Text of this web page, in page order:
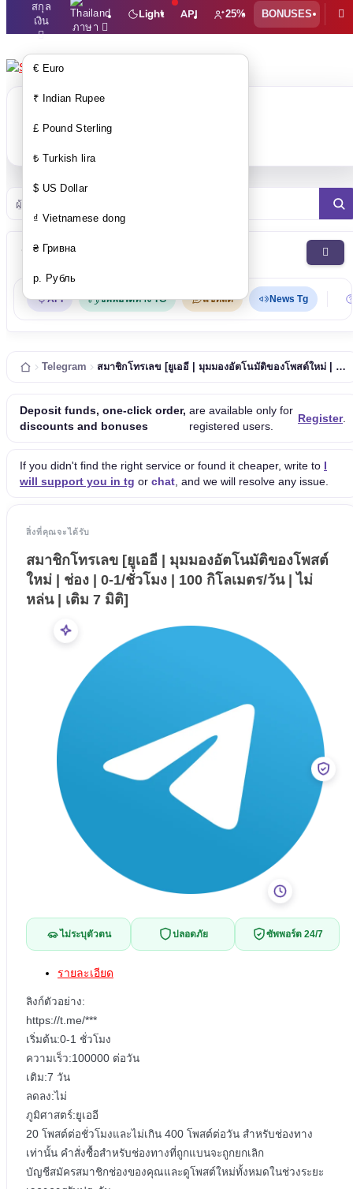
สกุล
เงิน
€ Euro
₹ Indian Rupee
£ Pound Sterling
₺ Turkish lira
$ US Dollar
₫ Vietnamese dong
₴ Гривна
р. Рубль
ภาษา
Light API 25% BONUSES
ผู้ติดตาม Telegram
ข้อสังเกต: สินค้ารถเข็นชอปปิ้งของ
ประเภท
API ซัพพอร์ตทาง TG แชทสด News Tg
Telegram สมาชิกโทรเลข [ยูเออี | มุมมองอัตโนมัติของโพสต์ใหม่ | ช่อง | 0-1/ชั่วโมง | 100 กิโลเมตร/วัน | ไม่หล่น | เติม 7 มิติ]
Deposit funds, one-click order,
discounts and bonuses
are available only for
registered users.
Register.
If you didn't find the right service or found it cheaper, write to I
will support you in tg or chat , and we will resolve any issue.
สิ่งที่คุณจะได้รับ
สมาชิกโทรเลข [ยูเออี | มุมมองอัตโนมัติของโพสต์
ใหม่ | ช่อง | 0-1/ชั่วโมง | 100 กิโลเมตร/วัน | ไม่
หล่น | เติม 7 มิติ]
ไม่ระบุตัวตน ปลอดภัย ซัพพอร์ต 24/7
รายละเอียด
ลิงก์ตัวอย่าง:
https://t.me/***
เริ่มต้น:0-1 ชั่วโมง
ความเร็ว:100000 ต่อวัน
เติม:7 วัน
ลดลง:ไม่
ภูมิศาสตร์:ยูเออี
20 โพสต์ต่อชั่วโมงและไม่เกิน 400 โพสต์ต่อวัน สำหรับช่องทาง
เท่านั้น คำสั่งซื้อสำหรับช่องทางที่ถูกแบนจะถูกยกเลิก
บัญชีสมัครสมาชิกช่องของคุณและดูโพสต์ใหม่ทั้งหมดในช่วงระยะ